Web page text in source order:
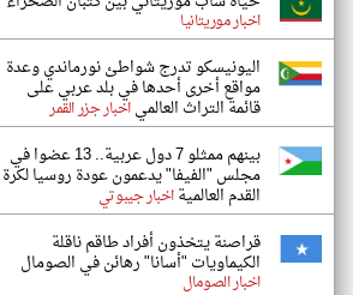
اخبار موريتانيا
اليونيسكو تدرج شواطئ نورماندي وعدة
مواقع أخرى أحدها في بلد عربي على
قائمة التراث العالمياخبار جزر القمر
بينهم ممثلو 7 دول عربية.. 13 عضوا في
مجلس "الفيفا" يدعمون عودة روسيا لكرة
القدم العالميةاخبار جيبوتي
قراصنة يتخذون أفراد طاقم ناقلة
الكيماويات "أسانا" رهائن في الصومال
اخبار الصومال